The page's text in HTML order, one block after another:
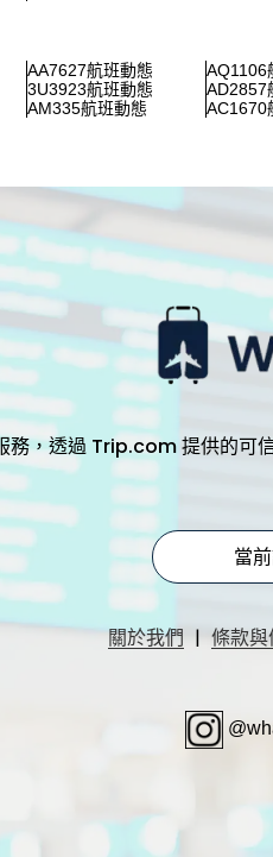
AA7627航班動態 AQ1106
3U3923航班動態 AD2857
AM335航班動態 AC1670
，透過 Trip.com 提供的可
當
關於我們 | 條款與